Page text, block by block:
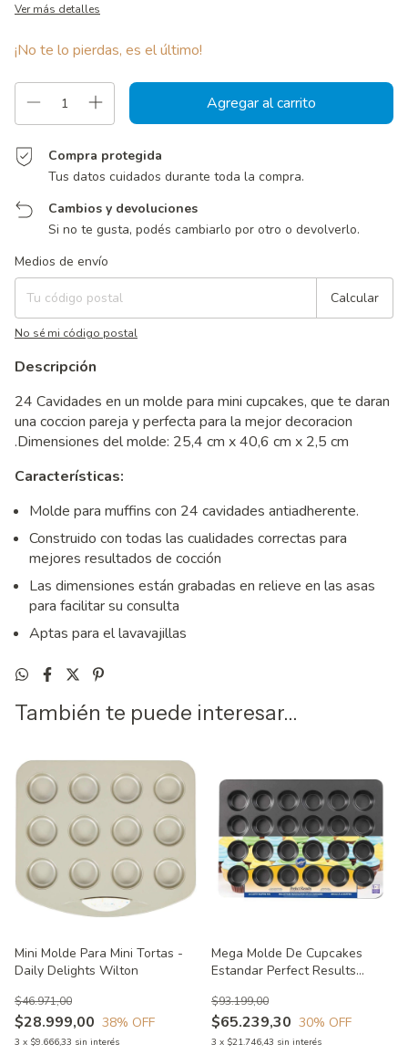
Ver más detalles
¡No te lo pierdas, es el último!
Compra protegida
Tus datos cuidados durante toda la compra.
Cambios y devoluciones
Si no te gusta, podés cambiarlo por otro o devolverlo.
Entregas para el CP:
Medios de envío
Calcular
No sé mi código postal
Descripción
24 Cavidades en un molde para mini cupcakes, que te daran
una coccion pareja y perfecta para la mejor decoracion
.Dimensiones del molde: 25,4 cm x 40,6 cm x 2,5 cm
Características:
Molde para muffins con 24 cavidades antiadherente.
Construido con todas las cualidades correctas para
mejores resultados de cocción
Las dimensiones están grabadas en relieve en las asas
para facilitar su consulta
Aptas para el lavavajillas
También te puede interesar...
Mini Molde Para Mini Tortas -
Daily Delights Wilton
$28.999,00
$46.971,00
38% OFF
3 x $9.666,33 sin interés
Mega Molde De Cupcakes
Estandar Perfect Results
$65.239,30
$93.199,00
30% OFF
3 x $21.746,43 sin interés